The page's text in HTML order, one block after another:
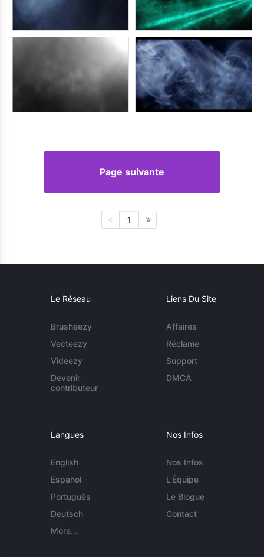
Page suivante
1
Le Réseau
Brusheezy
Vecteezy
Videezy
Devenir
contributeur
Liens Du Site
Affaires
Réclame
Support
DMCA
Langues
English
Español
Português
Deutsch
More...
Nos Infos
Nos Infos
L'Équipe
Le Blogue
Contact